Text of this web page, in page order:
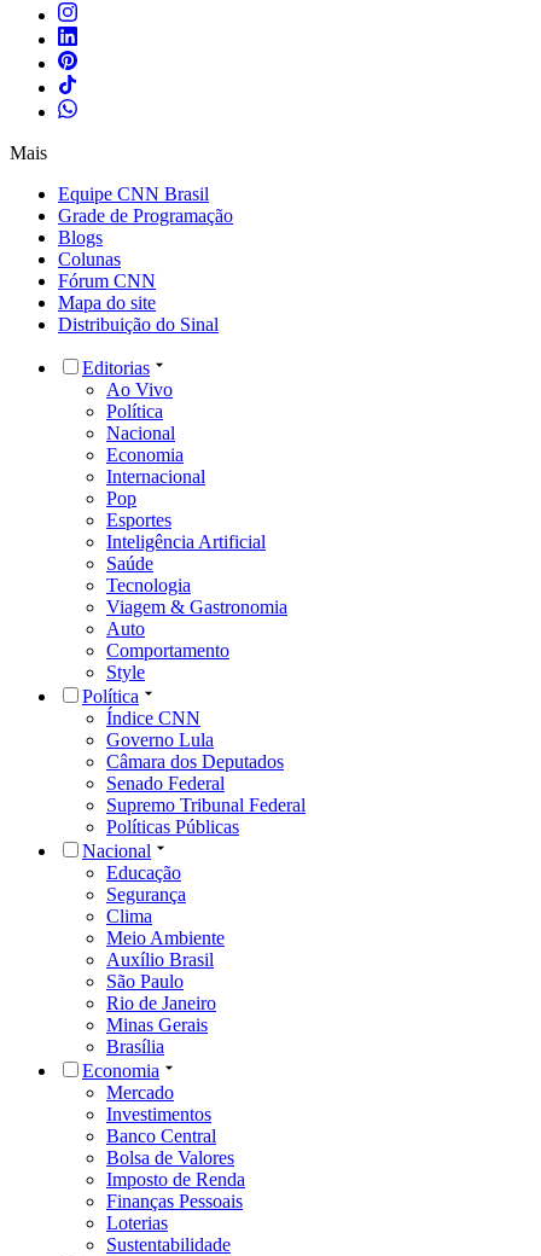
Mais
Equipe CNN Brasil
Grade de Programação
Blogs
Colunas
Fórum CNN
Mapa do site
Distribuição do Sinal
Editorias
Ao Vivo
Política
Nacional
Economia
Internacional
Pop
Esportes
Inteligência Artificial
Saúde
Tecnologia
Viagem & Gastronomia
Auto
Comportamento
Style
Política
Índice CNN
Governo Lula
Câmara dos Deputados
Senado Federal
Supremo Tribunal Federal
Políticas Públicas
Nacional
Educação
Segurança
Clima
Meio Ambiente
Auxílio Brasil
São Paulo
Rio de Janeiro
Minas Gerais
Brasília
Economia
Mercado
Investimentos
Banco Central
Bolsa de Valores
Imposto de Renda
Finanças Pessoais
Loterias
Sustentabilidade